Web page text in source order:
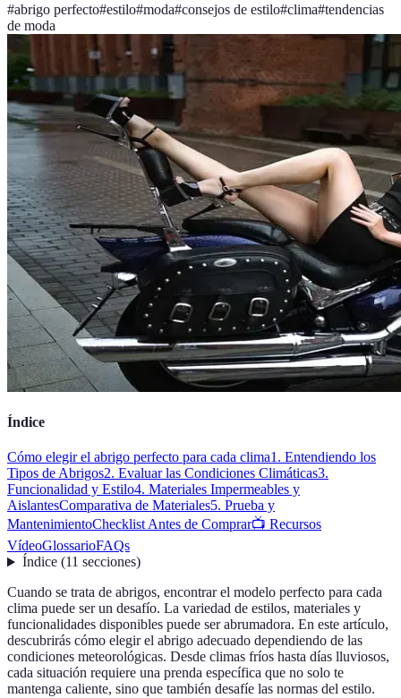
#abrigo perfecto#estilo#moda#consejos de estilo#clima#tendencias
de moda
Índice
Cómo elegir el abrigo perfecto para cada clima1. Entendiendo los
Tipos de Abrigos2. Evaluar las Condiciones Climáticas3.
Funcionalidad y Estilo4. Materiales Impermeables y
AislantesComparativa de Materiales5. Prueba y
MantenimientoChecklist Antes de Comprar📺 Recursos
VídeoGlossarioFAQs
Índice(11 secciones)
Cuando se trata de abrigos, encontrar el modelo perfecto para cada
clima puede ser un desafío. La variedad de estilos, materiales y
funcionalidades disponibles puede ser abrumadora. En este artículo,
descubrirás cómo elegir el abrigo adecuado dependiendo de las
condiciones meteorológicas. Desde climas fríos hasta días lluviosos,
cada situación requiere una prenda específica que no solo te
mantenga caliente, sino que también desafíe las normas del estilo.